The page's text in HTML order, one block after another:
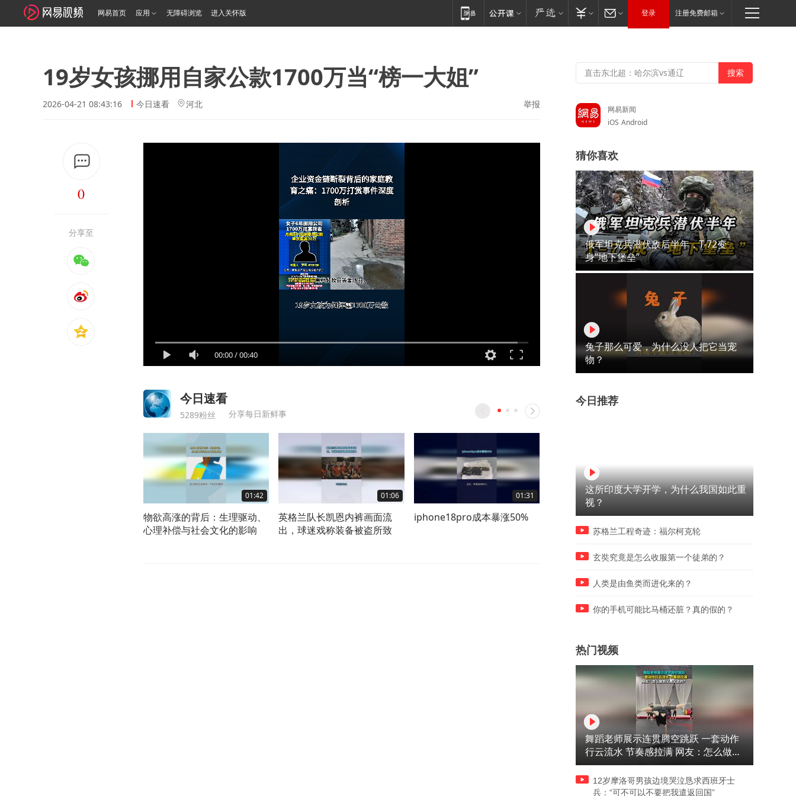
网易首页 应用 无障碍浏览 进入关怀版 登录 注册免费邮箱
19岁女孩挪用自家公款1700万当“榜一大姐”
2026-04-21 08:43:16 今日速看 河北 举报
0
分享至
00:00/00:40
今日速看
5289粉丝 分享每日新鲜事
01:42
物欲高涨的背后：生理驱动、
心理补偿与社会文化的影响
01:06
英格兰队长凯恩内裤画面流
出，球迷戏称装备被盗所致
01:31
iphone18pro成本暴涨50%
01:34
TI-RADS 3类结节并非绝对安
全：一例甲状腺癌变案例分析
机器人在便利店与工厂的新
色：应用现状与未来挑战
网易新闻
iOS Android
猜你喜欢
俄军坦克兵潜伏敌后半年，T-72变
身“地下堡垒”
兔子那么可爱，为什么没人把它当宠
物？
今日推荐
这所印度大学开学，为什么我国如此重
视？
苏格兰工程奇迹：福尔柯克轮
玄奘究竟是怎么收服第一个徒弟的？
人类是由鱼类而进化来的？
你的手机可能比马桶还脏？真的假的？
热门视频
舞蹈老师展示连贯腾空跳跃 一套动作
行云流水 节奏感拉满 网友：怎么做到
又舞又武的？
12岁摩洛哥男孩边境哭泣恳求西班牙士
兵：“可不可以不要把我遣返回国”